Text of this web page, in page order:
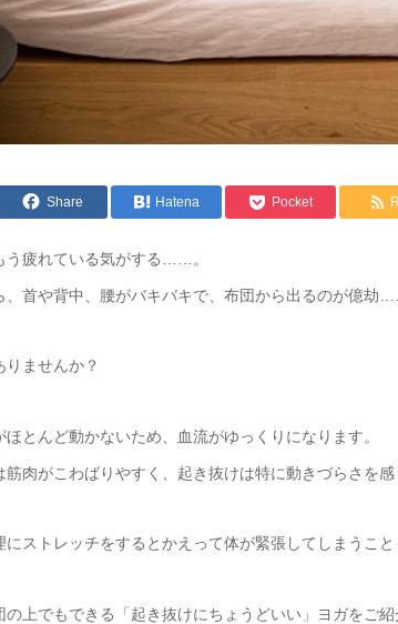
Share Hatena Pocket
う疲れている気がする……。
、首や背中、腰がバキバキで、布団から出るのが億劫
ませんか？
とんど動かないため、血流がゆっくりになります。
筋肉がこわばりやすく、起き抜けは特に動きづらさを感
にストレッチをするとかえって体が緊張してしまうこと
の上でもできる「起き抜けにちょうどいい」ヨガをご